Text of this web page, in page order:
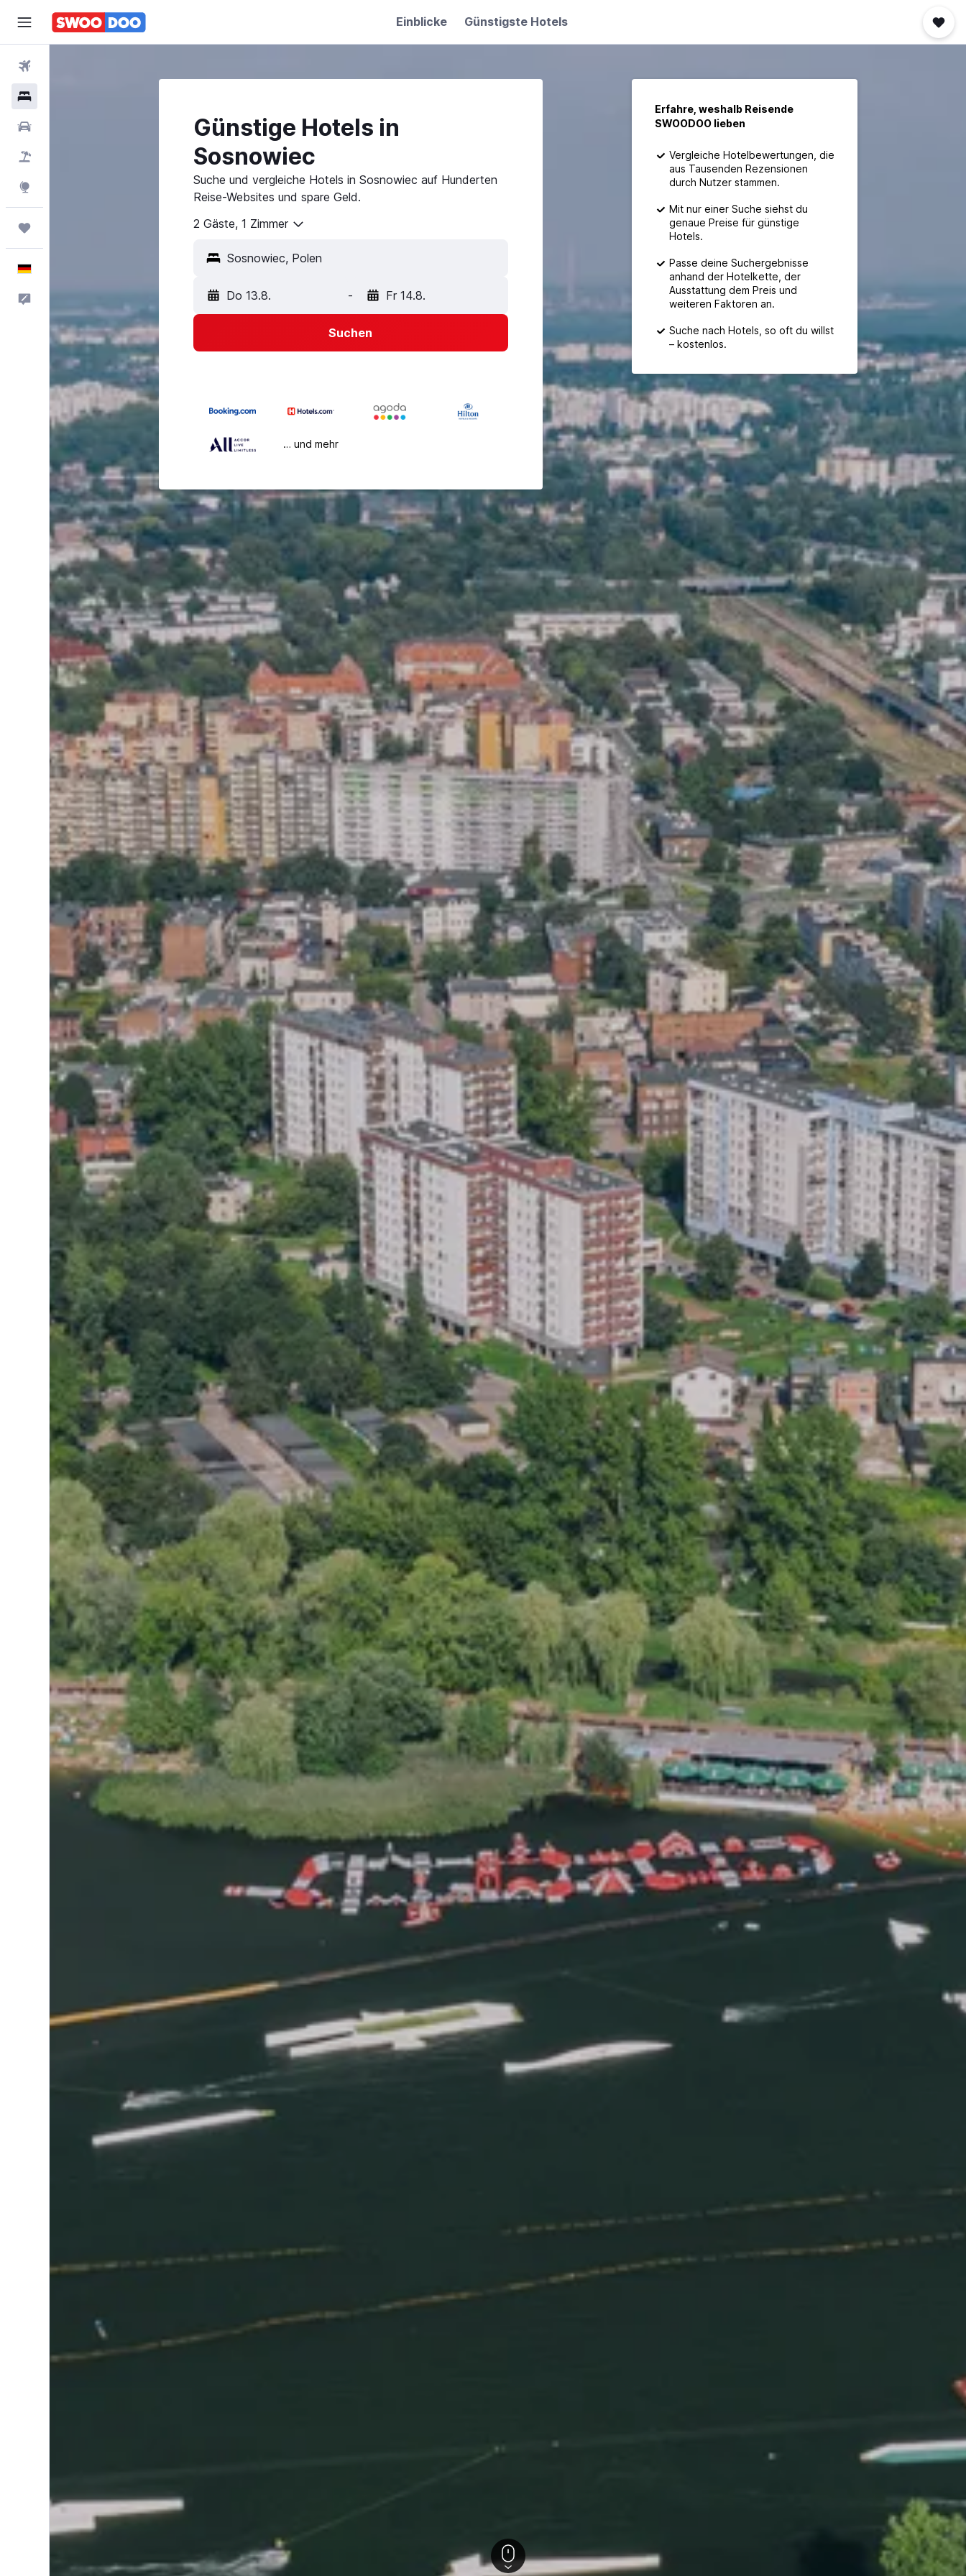
Einblicke Günstigste Hotels
Günstige Hotels in
Sosnowiec
Suche und vergleiche Hotels in Sosnowiec auf Hunderten
Reise-Websites und spare Geld.
2 Gäste, 1 Zimmer
Do 13.8. - Fr 14.8.
Suchen
… und mehr
Erfahre, weshalb Reisende
SWOODOO lieben
Vergleiche Hotelbewertungen, die
aus Tausenden Rezensionen
durch Nutzer stammen.
Mit nur einer Suche siehst du
genaue Preise für günstige
Hotels.
Passe deine Suchergebnisse
anhand der Hotelkette, der
Ausstattung dem Preis und
weiteren Faktoren an.
Suche nach Hotels, so oft du willst
– kostenlos.